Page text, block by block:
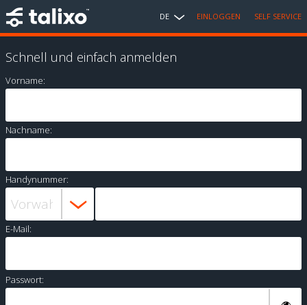
DE EINLOGGEN SELF SERVICE
Schnell und einfach anmelden
Vorname:
Nachname:
Handynummer:
E-Mail:
Passwort: